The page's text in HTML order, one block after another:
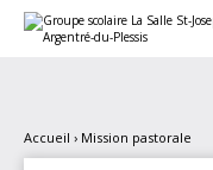
contenu.
personnels
Accueil › Mission pastorale